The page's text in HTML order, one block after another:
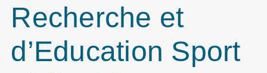
Recherche et
d’Education Sport